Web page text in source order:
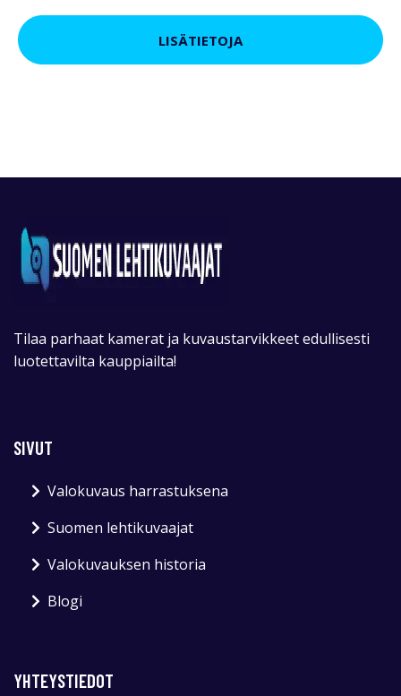
LISÄTIETOJA
Tilaa parhaat kamerat ja kuvaustarvikkeet edullisesti
luotettavilta kauppiailta!
SIVUT
Valokuvaus harrastuksena
Suomen lehtikuvaajat
Valokuvauksen historia
Blogi
YHTEYSTIEDOT